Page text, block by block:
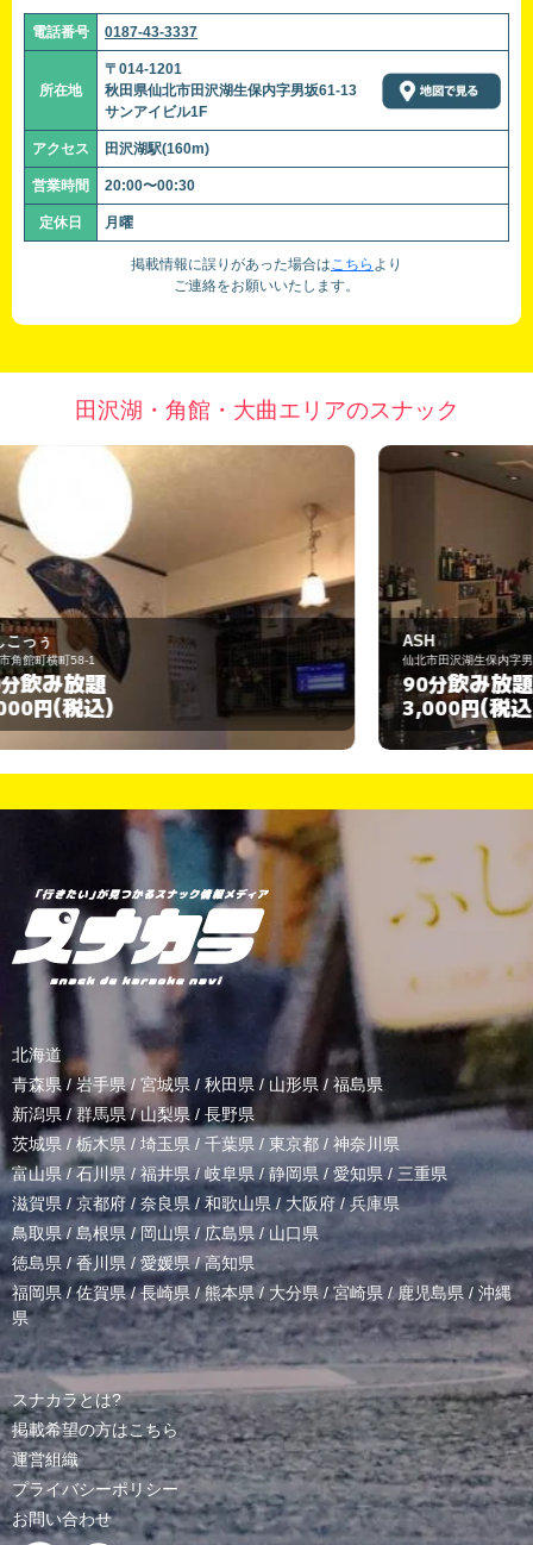
電話番号 0187-43-3337
所在地
〒014-1201
秋田県仙北市田沢湖生保内字男坂61-13
サンアイビル1F
アクセス 田沢湖駅(160m)
営業時間 20:00〜00:30
定休日 月曜
掲載情報に誤りがあった場合はこちら より
ご連絡をお願いいたします。
田沢湖・角館・大曲エリアのスナック
ASH
仙北市田沢湖生保内字男坂61-13
90分 飲み放題
3,000円 (税込)
北海道
青森県 / 岩手県/ 宮城県 / 秋田県 / 山形県/ 福島県
新潟県 /群馬県/山梨県 / 長野県
茨城県 / 栃木県 / 埼玉県 / 千葉県 / 東京都 / 神奈川県
富山県 /石川県/福井県/岐阜県 / 静岡県 / 愛知県 / 三重県
滋賀県 / 京都府 / 奈良県 / 和歌山県/ 大阪府 /兵庫県
鳥取県/ 島根県 /岡山県/ 広島県 / 山口県
徳島県 /香川県 / 愛媛県/高知県
福岡県/佐賀県/長崎県 /熊本県/ 大分県/宮崎県 /鹿児島県 / 沖縄
県
スナカラとは?
掲載希望の方はこちら
運営組織
プライバシーポリシー
お問い合わせ